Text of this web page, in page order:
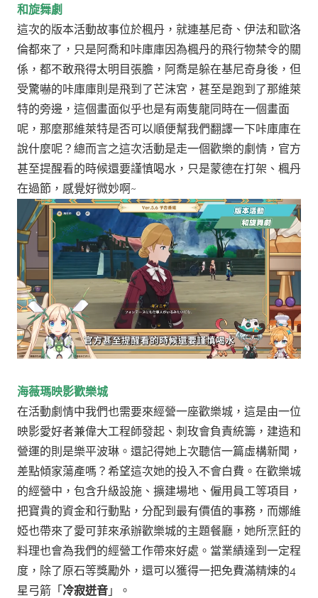
和旋舞劇
這次的版本活動故事位於楓丹，就連基尼奇、伊法和歐洛
倫都來了，只是阿喬和咔庫庫因為楓丹的飛行物禁令的關
係，都不敢飛得太明目張膽， 阿喬是躲在基尼奇身後，但
受驚嚇的咔庫庫則是飛到了芒沫宮，甚至是跑到了那維萊
特的旁邊，這個畫面似乎也是有兩隻龍同時在一個畫面
呢，那麼那維萊特是否可以順便幫我們翻譯一下咔庫庫在
說什麼呢？ 總而言之這次活動是走一個歡樂的劇情，官方
甚至提醒看的時候還要謹慎喝水，只是蒙德在打架、楓丹
在過節，感覺好微妙啊~
海薇瑪映影歡樂城
在活動劇情中我們也需要來經營一座歡樂城，這是由一位
映影愛好者兼偉大工程師發起、刺玫會負責統籌，建造和
營運的則是樂平波琳。還記得她上次聽信一篇虛構新聞，
差點傾家蕩產嗎？希望這次她的投入不會白費。在歡樂城
的經營中，包含升級設施、擴建場地、僱用員工等項目，
把寶貴的資金和行動點，分配到最有價值的事務，而娜維
婭也帶來了愛可菲來承辦歡樂城的主題餐廳，她所烹飪的
料理也會為我們的經營工作帶來好處。當業績達到一定程
度，除了原石等獎勵外，還可以獲得一把免費滿精煉的4
星弓箭「 冷寂迸音 」。